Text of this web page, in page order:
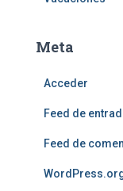
Meta
Acceder
Feed de
Feed de